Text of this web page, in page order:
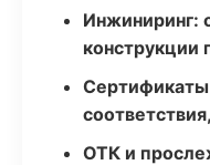
Инжиниринг:
конструкции
Сертификаты
ОТК и